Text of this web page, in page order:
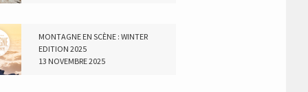
MONTAGNE EN SCÈNE : WINTER
EDITION 2025
13 NOVEMBRE 2025